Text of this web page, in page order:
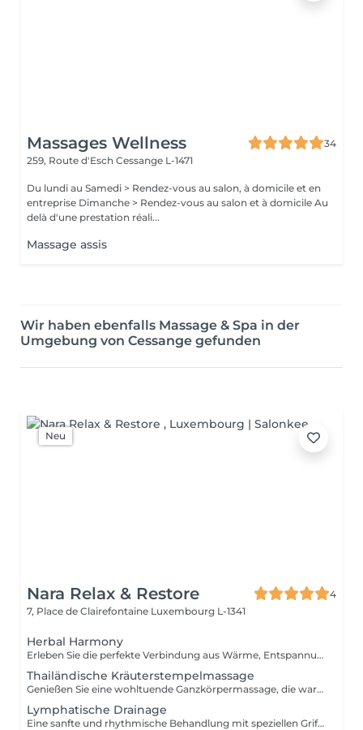
Massages Wellness
34
259, Route d'Esch Cessange L-1471
Du lundi au Samedi > Rendez-vous au salon, à domicile et en
entreprise Dimanche > Rendez-vous au salon et à domicile Au
delà d'une prestation réali...
Massage assis
Wir haben ebenfalls Massage & Spa in der
Umgebung von Cessange gefunden
Neu
Nara Relax & Restore
4
7, Place de Clairefontaine Luxembourg L-1341
Herbal Harmony
Erleben Sie die perfekte Verbindung aus Wärme, Entspannung und traditioneller Thai-Wellness. Diese luxuriöse Behandlung beginnt mit einer thailändischen Kräuterstempelmassage, bei der gedämpfte Kräuterkompressen Muskelverspannungen lösen und tiefe Entspannung fördern. Anschließend rundet eine revitalisierende thailändische Fußreflexzonenmassage das Verwöhnprogramm ab. Enthalten sind: Thailändische Kräuterstempelmassage 90 Min. Thailändische Fußreflexzonenmassage 30 Min. Gesamtdauer: 120 Minuten Eine wohltuende Wellness-Reise, die Körper und Geist in Einklang bringt und für nachhaltige Entspannung sorgt.
Thailändische Kräuterstempelmassage
Genießen Sie eine wohltuende Ganzkörpermassage, die warme Kräuterstempel mit traditionellen Techniken der Thai-Massage kombiniert. Die gedämpften Kräuterkompressen helfen, Muskelverspannungen zu lösen, die Durchblutung zu fördern und ein tiefes Gefühl von Entspannung und Wohlbefinden zu schaffen. Als besondere Aufmerksamkeit erhalten Sie nach der Behandlung zwei Kräuterstempel für zu Hause.
Lymphatische Drainage
Eine sanfte und rhythmische Behandlung mit speziellen Grifftechniken zur Unterstützung des natürlichen Lymphflusses. Die Anwendung kann helfen, Schweregefühle zu reduzieren, den Flüssigkeitstransport im Gewebe zu fördern und ein angenehmes Gefühl von Leichtigkeit zu vermitteln.